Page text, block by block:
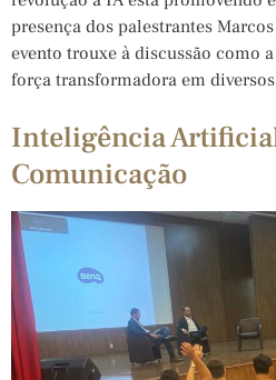
presença dos palestrantes
evento trouxe à discussão como
força transformadora em
Inteligência
Comunicação